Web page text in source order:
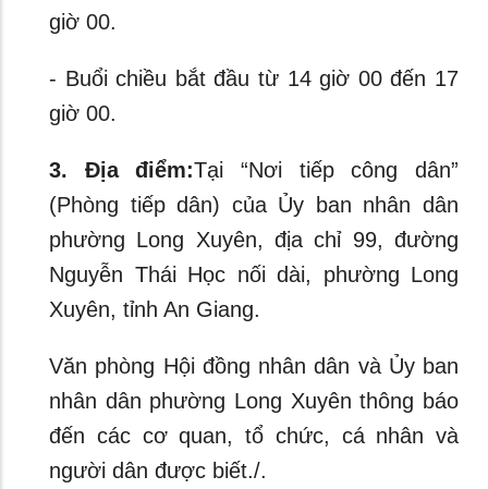
giờ 00.
- Buổi chiều bắt đầu từ 14 giờ 00 đến 17
giờ 00.
3. Địa điểm:Tại “Nơi tiếp công dân”
(Phòng tiếp dân) của Ủy ban nhân dân
phường Long Xuyên, địa chỉ 99, đường
Nguyễn Thái Học nối dài, phường Long
Xuyên, tỉnh An Giang.
Văn phòng Hội đồng nhân dân và Ủy ban
nhân dân phường Long Xuyên thông báo
đến các cơ quan, tổ chức, cá nhân và
người dân được biết./.